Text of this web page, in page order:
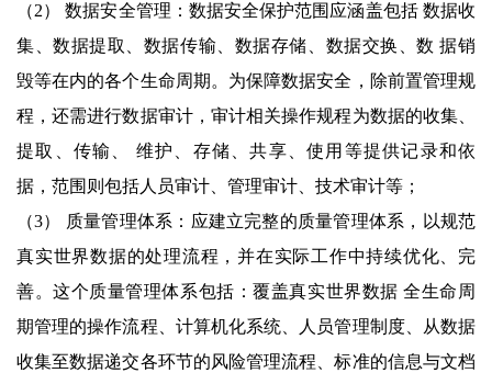
（2） 数据安全管理：数据安全保护范围应涵盖包括 数据收
集、数据提取、数据传输、数据存储、数据交换、数 据销
毁等在内的各个生命周期。为保障数据安全，除前置管理规
程，还需进行数据审计，审计相关操作规程为数据的收集、
提取、传输、 维护、存储、共享、使用等提供记录和依
据，范围则包括人员审计、管理审计、技术审计等；
（3） 质量管理体系：应建立完整的质量管理体系，以规范
真实世界数据的处理流程，并在实际工作中持续优化、完
善。这个质量管理体系包括：覆盖真实世界数据 全生命周
期管理的操作流程、计算机化系统、人员管理制度、从数据
收集至数据递交各环节的风险管理流程、标准的信息与文档